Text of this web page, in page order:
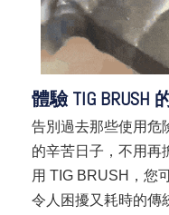
體驗 TIG BRUSH
告別過去那些使用危
的辛苦日子，不用再
用 TIG BRUSH，您
令人困擾又耗時的傳